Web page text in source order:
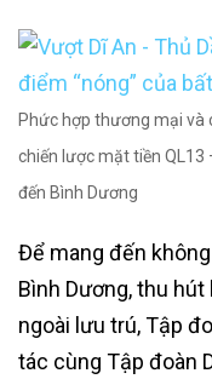
Phức hợp thương mại và
chiến lược mặt tiền QL13
đến Bình Dương
Để mang đến
Bình Dương, thu
ngoài lưu trú, Tập
tác cùng Tập đoàn